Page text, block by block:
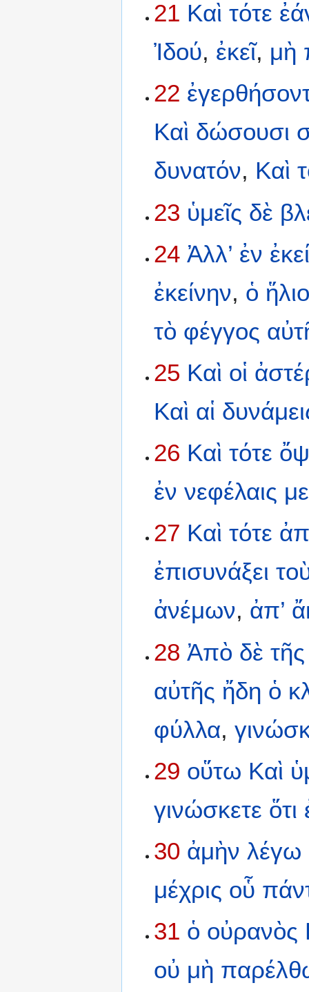
21 Καὶ τότε
Ἰδού, ἐκεῖ, μὴ
22
Καὶ δώσουσι
δυνατόν, Καὶ
23 ὑμεῖς δὲ
24 Ἀλλ’ ἐν
ἐκείνην, ὁ
τὸ φέγγος
25 Καὶ οἱ
Καὶ αἱ
26 Καὶ τότε
ἐν νεφέλαις
27 Καὶ τότε
ἐπισυνάξει
ἀνέμων, ἀπ’
28 Ἀπὸ δὲ τῆς
αὐτῆς ἤδη ὁ
φύλλα,
29 οὕτω Καὶ
γινώσκετε ὅτι
30 ἀμὴν λέγω
μέχρις οὗ
31 ὁ οὐρανὸς
οὐ μὴ